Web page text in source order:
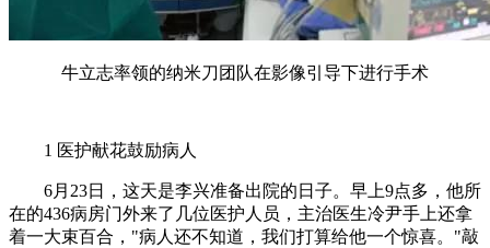
牛立志率领的纳米刀团队在影像引导下进行手术
1 医护献花鼓励病人
6月23日，这天是李兴准备出院的日子。早上9点多，他所
在的436病房门外来了几位医护人员，主治医生冷尹手上还拿
着一大束百合，"病人还不知道，我们打算给他一个惊喜。"敲